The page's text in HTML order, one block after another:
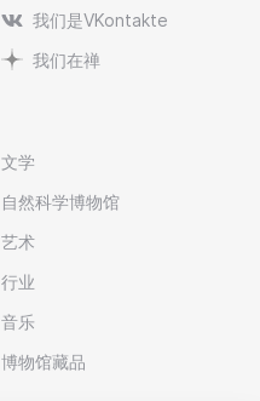
我们是VKontakte
我们在禅
文学
自然科学博物馆
艺术
行业
音乐
博物馆藏品